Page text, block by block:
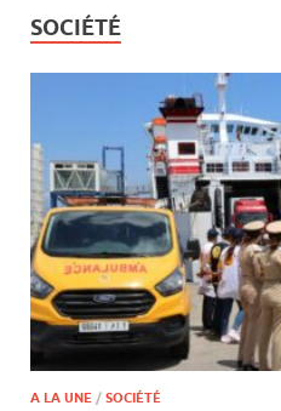
SOCIÉTÉ
A LA UNE / SOCIÉTÉ